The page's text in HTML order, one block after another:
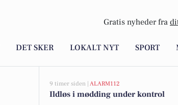
Gratis nyheder fra
DET SKER LOKALT NYT SPORT
9 timer siden | ALARM112
Ildløs i mødding under kontrol